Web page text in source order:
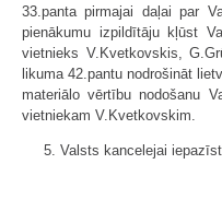
33.panta pirmajai daļai par
pienākumu izpildītāju kļūst
vietnieks V.Kvetkovskis,
likuma 42.pantu nodrošināt
materiālo vērtību nodošanu
vietniekam V.Kvetkovskim.
5. Valsts kancelejai